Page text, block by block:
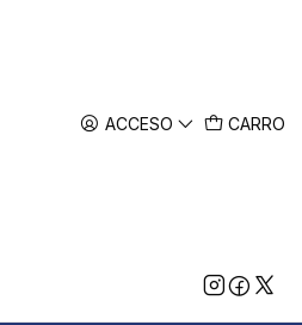
ACCESO CARRO